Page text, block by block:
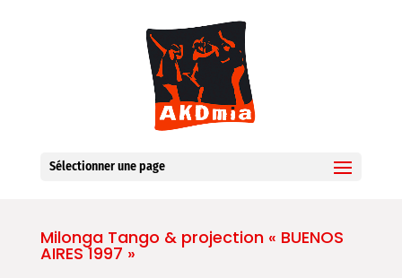
Sélectionner une page
Milonga Tango & projection « BUENOS
AIRES 1997 »